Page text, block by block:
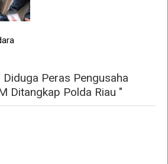
Peras Pengusaha
Ditangkap Polda Riau "